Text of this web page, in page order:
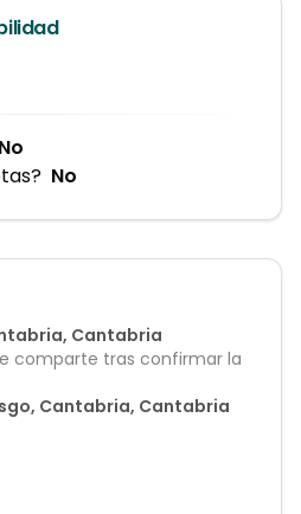
No
No
, Cantabria
comparte tras confirmar la
Cantabria, Cantabria